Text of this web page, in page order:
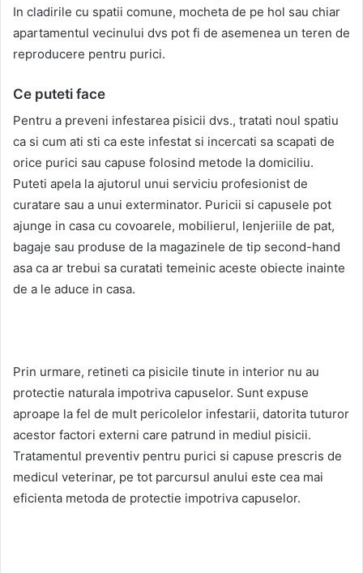
In cladirile cu spatii comune, mocheta de pe hol sau chiar
apartamentul vecinului dvs pot fi de asemenea un teren de
reproducere pentru purici.
Ce puteti face
Pentru a preveni infestarea pisicii dvs., tratati noul spatiu
ca si cum ati sti ca este infestat si incercati sa scapati de
orice purici sau capuse folosind metode la domiciliu.
Puteti apela la ajutorul unui serviciu profesionist de
curatare sau a unui exterminator. Puricii si capusele pot
ajunge in casa cu covoarele, mobilierul, lenjeriile de pat,
bagaje sau produse de la magazinele de tip second-hand
asa ca ar trebui sa curatati temeinic aceste obiecte inainte
de a le aduce in casa.
Prin urmare, retineti ca pisicile tinute in interior nu au
protectie naturala impotriva capuselor. Sunt expuse
aproape la fel de mult pericolelor infestarii, datorita tuturor
acestor factori externi care patrund in mediul pisicii.
Tratamentul preventiv pentru purici si capuse prescris de
medicul veterinar, pe tot parcursul anului este cea mai
eficienta metoda de protectie impotriva capuselor.